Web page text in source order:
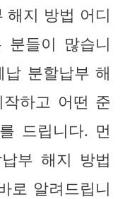
해지 방법 어디
들이 많습니
분할납부 해
하고 어떤 준
드립니다. 먼
부 해지 방법
로 알려드립니